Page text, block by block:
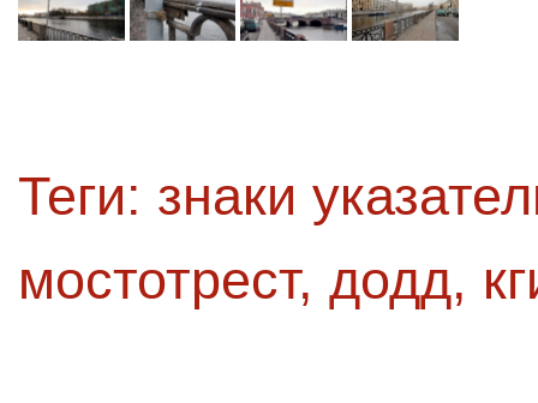
Теги: знаки
мостотрест, додд,